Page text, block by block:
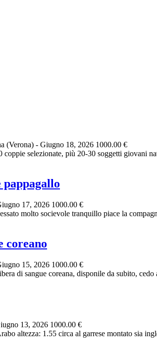
(Verona) - Giugno 18, 2026 1000.00 €
selezionate, più 20-30 soggetti giovani
17, 2026 1000.00 €
molto socievole tranquillo piace la
coreano
15, 2026 1000.00 €
di sangue coreana, disponile da subito,
13, 2026 1000.00 €
altezza: 1.55 circa al garrese montato sia